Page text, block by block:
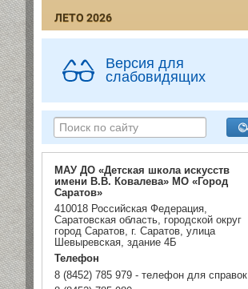
ЛЕТО 2026
Версия для
слабовидящих
МАУ ДО «Детская школа искусств
имени В.В. Ковалева» МО «Город
Саратов»
410018 Российская Федерация,
Саратовская область, городской округ
город Саратов, г. Саратов, улица
Шевыревская, здание 4Б
Телефон
8 (8452) 785 979 - телефон для справок